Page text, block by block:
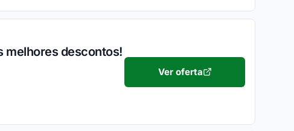
melhores descontos!
Ver oferta